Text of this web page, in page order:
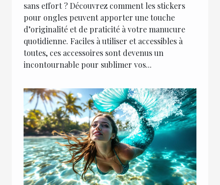
sans effort ? Découvrez comment les stickers
pour ongles peuvent apporter une touche
d’originalité et de praticité à votre manucure
quotidienne. Faciles à utiliser et accessibles à
toutes, ces accessoires sont devenus un
incontournable pour sublimer vos...